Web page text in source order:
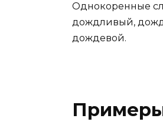
Однокоренные
дождливый,
дождевой.